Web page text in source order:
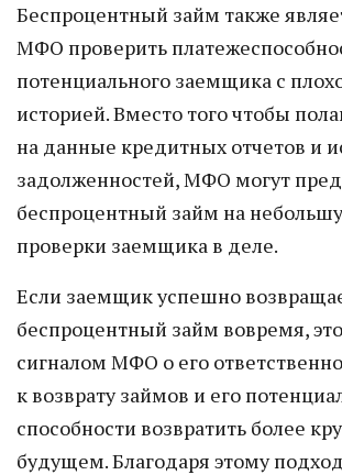
Беспроцентный займ также
МФО проверить
потенциального заемщика с
историей. Вместо того чтобы
на данные кредитных отчетов и
задолженностей, МФО могут
беспроцентный займ на
проверки заемщика в деле.
Если заемщик успешно
беспроцентный займ вовремя,
сигналом МФО о его
к возврату займов и его
способности возвратить более
будущем. Благодаря этому